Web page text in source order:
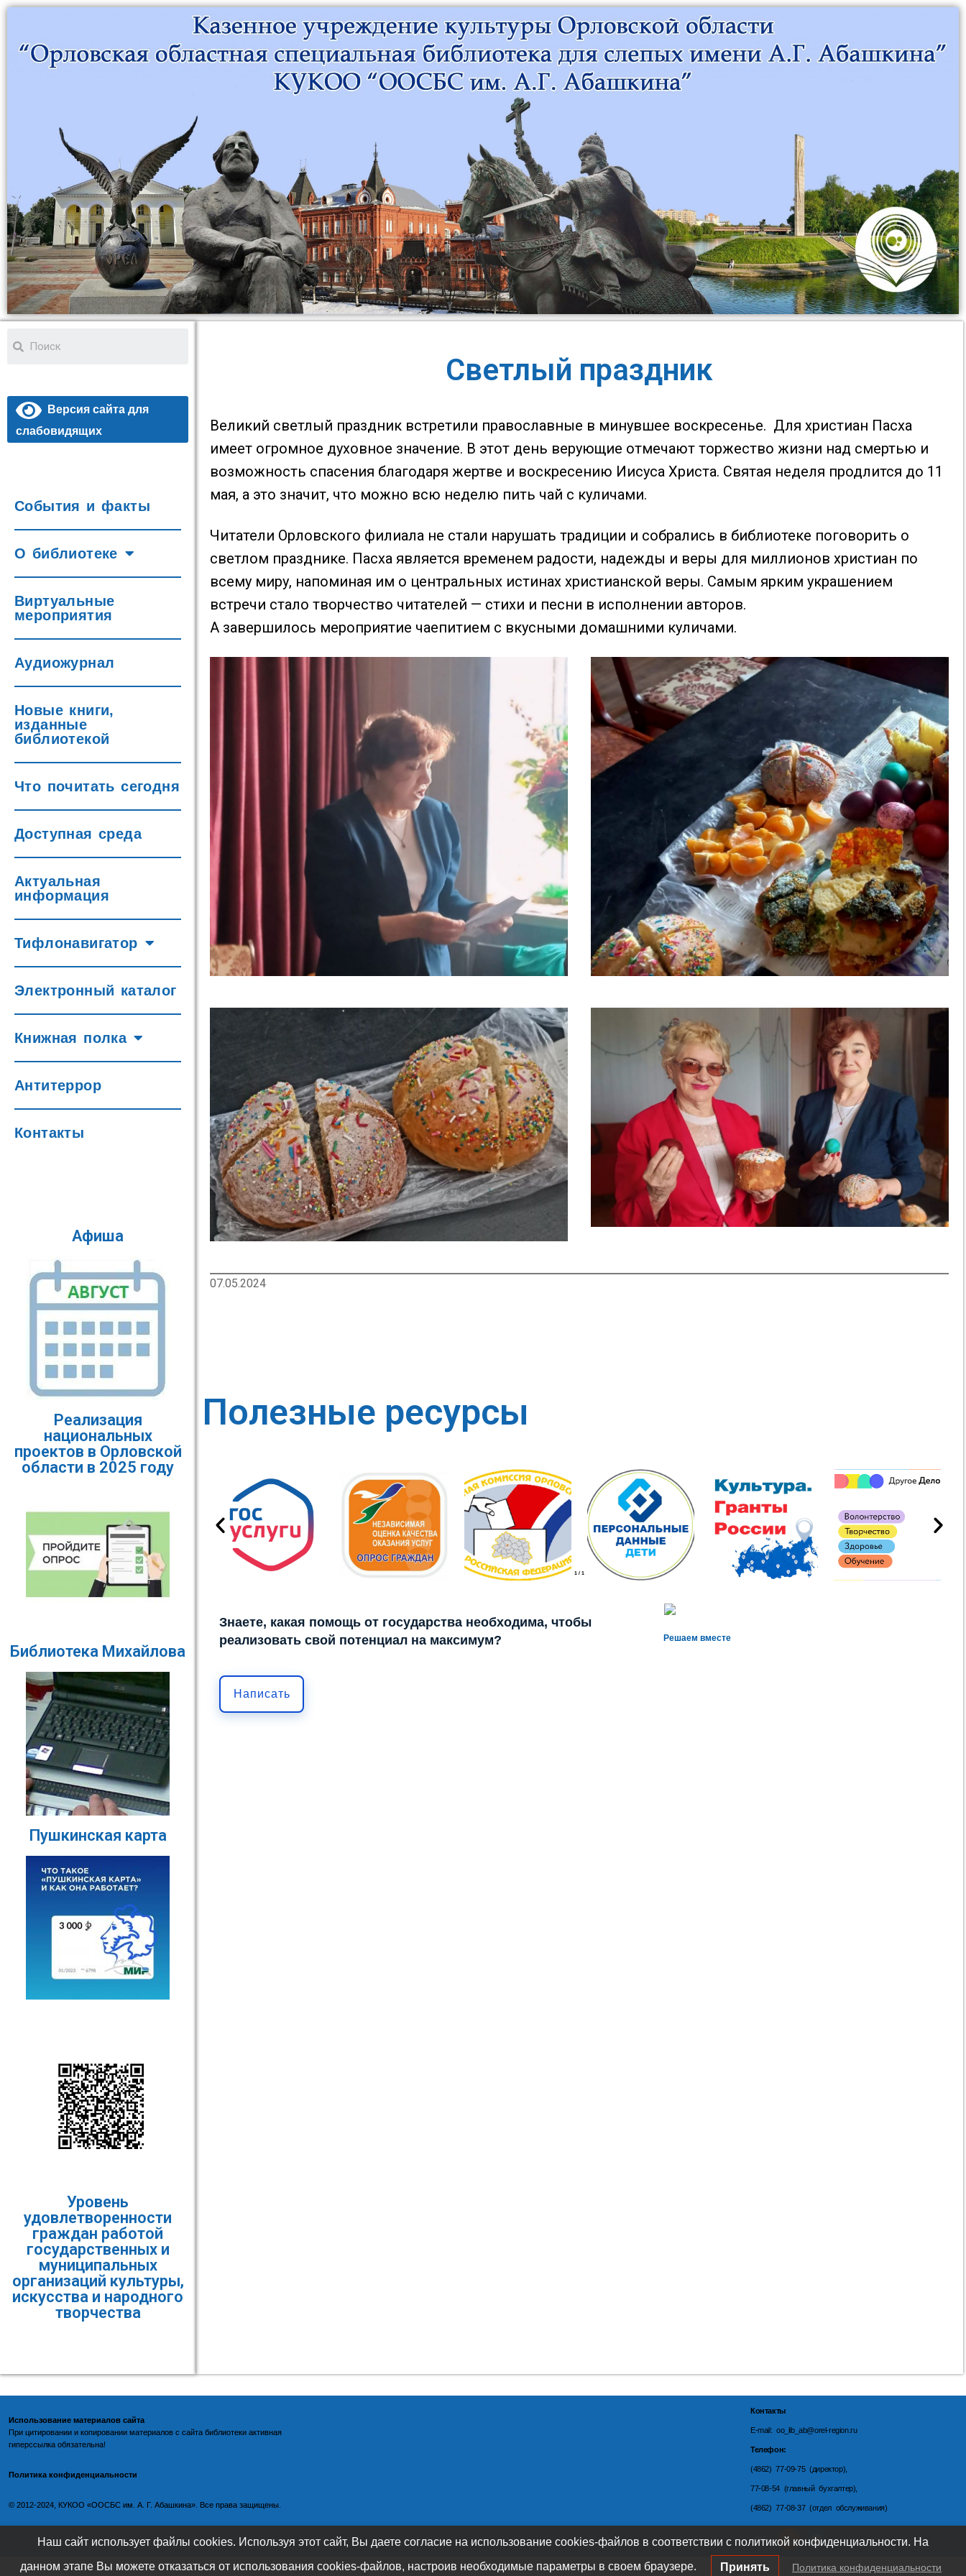
Версия сайта для
слабовидящих
События и факты
О библиотеке
Виртуальные
мероприятия
Аудиожурнал
Новые книги,
изданные
библиотекой
Что почитать сегодня
Доступная среда
Актуальная
информация
Тифлонавигатор
Электронный каталог
Книжная полка
Антитеррор
Контакты
Афиша
Реализация
национальных
проектов в Орловской
области в 2025 году
Библиотека Михайлова
Пушкинская карта
Уровень
удовлетворенности
граждан работой
государственных и
муниципальных
организаций культуры,
искусства и народного
творчества
Светлый праздник
Великий светлый праздник встретили православные в минувшее воскресенье. Для христиан Пасха
имеет огромное духовное значение. В этот день верующие отмечают торжество жизни над смертью и
возможность спасения благодаря жертве и воскресению Иисуса Христа. Святая неделя продлится до 11
мая, а это значит, что можно всю неделю пить чай с куличами.
Читатели Орловского филиала не стали нарушать традиции и собрались в библиотеке поговорить о
светлом празднике. Пасха является временем радости, надежды и веры для миллионов христиан по
всему миру, напоминая им о центральных истинах христианской веры. Самым ярким украшением
встречи стало творчество читателей — стихи и песни в исполнении авторов.
А завершилось мероприятие чаепитием с вкусными домашними куличами.
07.05.2024
Полезные ресурсы
1 / 1
Решаем вместе
Знаете, какая помощь от государства необходима, чтобы
реализовать свой потенциал на максимум?
Написать
Использование материалов сайта
При цитировании и копировании материалов с сайта библиотеки активная
гиперссылка обязательна!
Политика конфиденциальности
©️ 2012-2024, КУКОО «ООСБС им. А. Г. Абашкина». Все права защищены.
Контакты
E-mail: oo_lib_ab@orel-region.ru
Телефон:
(4862) 77-09-75 (директор),
77-08-54 (главный бухгалтер),
(4862) 77-08-37 (отдел обслуживания)
Наш сайт использует файлы cookies. Используя этот сайт, Вы даете согласие на использование cookies-файлов в соответствии с политикой конфиденциальности. На
данном этапе Вы можете отказаться от использования cookies-файлов, настроив необходимые параметры в своем браузере. Принять Политика конфиденциальности